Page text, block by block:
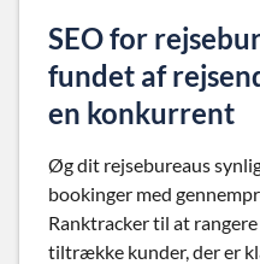
SEO for
fundet af
en konkurrent
Øg dit rejsebureaus
bookinger med
Ranktracker til at
tiltrække kunder, der er